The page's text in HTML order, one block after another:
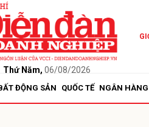
Thứ Năm, 06/08/2026
ĐỘNG SẢN QUỐC TẾ NGÂN